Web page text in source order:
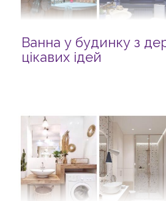
Ванна у будинку з
цікавих ідей